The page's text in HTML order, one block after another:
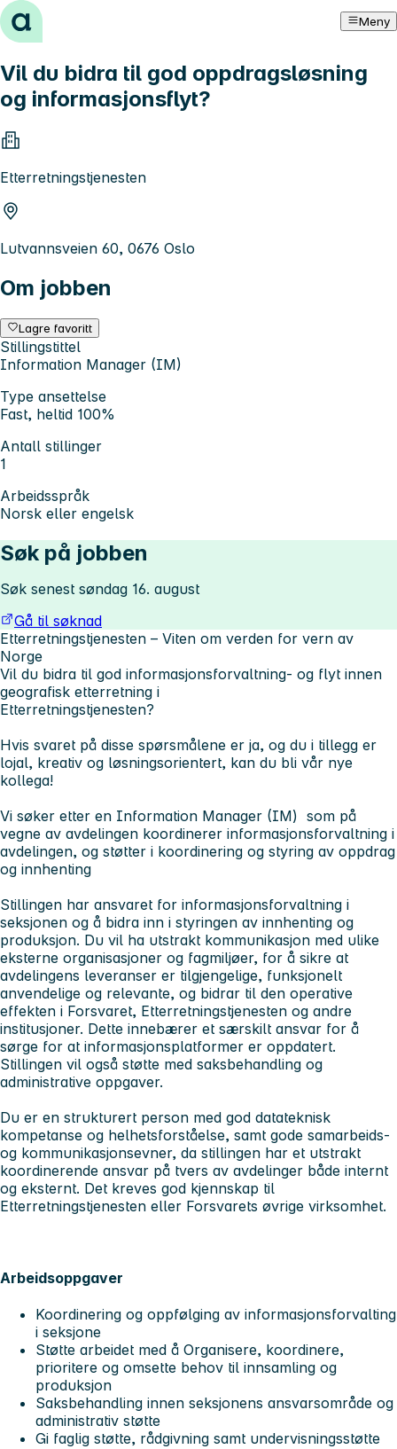
Hopp til innhold Meny
Vil du bidra til god oppdragsløsning
og informasjonsflyt?
Etterretningstjenesten
Lutvannsveien 60, 0676 Oslo
Om jobben
Lagre favoritt
Stillingstittel
Information Manager (IM)
Type ansettelse
Fast, heltid 100%
Antall stillinger
1
Arbeidsspråk
Norsk eller engelsk
Søk på jobben
Søk senest søndag 16. august
Gå til søknad
Etterretningstjenesten – Viten om verden for vern av
Norge
Vil du bidra til god informasjonsforvaltning- og flyt innen
geografisk etterretning i
Etterretningstjenesten?
Hvis svaret på disse spørsmålene er ja, og du i tillegg er
lojal, kreativ og løsningsorientert, kan du bli vår nye
kollega!
Vi søker etter en Information Manager (IM) som på
vegne av avdelingen koordinerer informasjonsforvaltning i
avdelingen, og støtter i koordinering og styring av oppdrag
og innhenting
Stillingen har ansvaret for informasjonsforvaltning i
seksjonen og å bidra inn i styringen av innhenting og
produksjon. Du vil ha utstrakt kommunikasjon med ulike
eksterne organisasjoner og fagmiljøer, for å sikre at
avdelingens leveranser er tilgjengelige, funksjonelt
anvendelige og relevante, og bidrar til den operative
effekten i Forsvaret, Etterretningstjenesten og andre
institusjoner. Dette innebærer et særskilt ansvar for å
sørge for at informasjonsplatformer er oppdatert.
Stillingen vil også støtte med saksbehandling og
administrative oppgaver.
Du er en strukturert person med god datateknisk
kompetanse og helhetsforståelse, samt gode samarbeids-
og kommunikasjonsevner, da stillingen har et utstrakt
koordinerende ansvar på tvers av avdelinger både internt
og eksternt. Det kreves god kjennskap til
Etterretningstjenesten eller Forsvarets øvrige virksomhet.
Arbeidsoppgaver
Koordinering og oppfølging av informasjonsforvalting
i seksjone
Støtte arbeidet med å Organisere, koordinere,
prioritere og omsette behov til innsamling og
produksjon
Saksbehandling innen seksjonens ansvarsområde og
administrativ støtte
Gi faglig støtte, rådgivning samt undervisningsstøtte